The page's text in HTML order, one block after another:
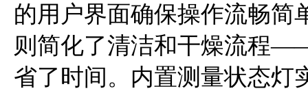
的用户界面确保操作流畅简
则简化了清洁和干燥流程
省了时间。内置测量状态灯